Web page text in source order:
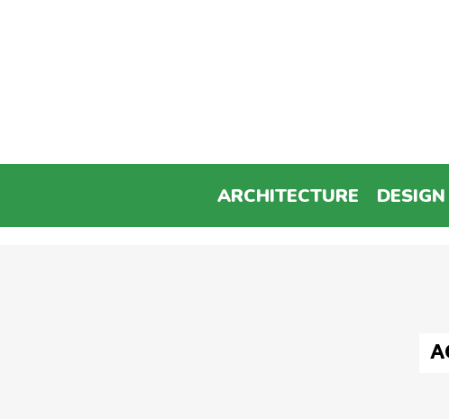
ARCHITECTURE